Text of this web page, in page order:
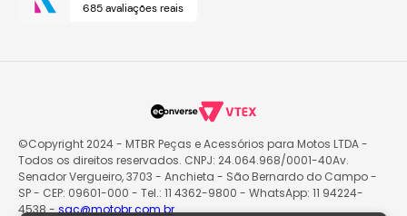
685 avaliações reais
©Copyright 2024 - MTBR Peças e Acessórios para Motos LTDA -
Todos os direitos reservados. CNPJ: 24.064.968/0001-40Av.
Senador Vergueiro, 3703 - Anchieta - São Bernardo do Campo -
SP - CEP: 09601-000 - Tel.: 11 4362-9800 - WhatsApp: 11 94224-
4538 -sac@motobr.com.br